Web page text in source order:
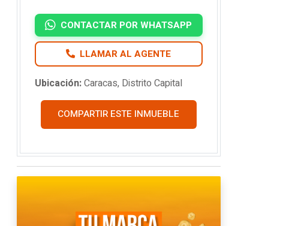
CONTACTAR POR WHATSAPP
LLAMAR AL AGENTE
Ubicación:Caracas, Distrito Capital
COMPARTIR ESTE INMUEBLE